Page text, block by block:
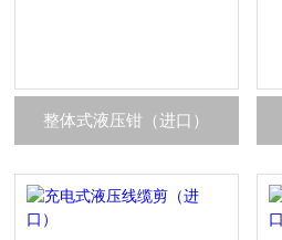
整体式液压钳（进口）